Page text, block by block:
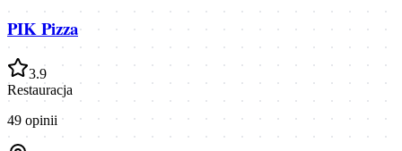
PIK Pizza
3.9
Restauracja
49 opinii